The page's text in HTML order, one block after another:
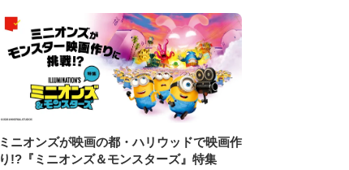
ミニオンズが映画の都・ハリウッドで映画作
り!?『ミニオンズ＆モンスターズ』特集